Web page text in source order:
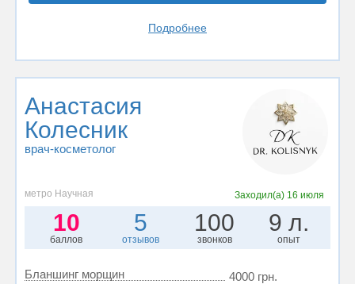
Подробнее
Анастасия
Колесник
врач-косметолог
метро Научная Заходил(а) 16 июля
10
баллов
5
отзывов
100
звонков
9 л.
опыт
Бланшинг морщин 4000 грн.